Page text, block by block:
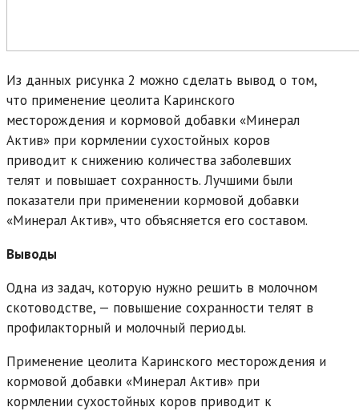
Из данных рисунка 2 можно сделать вывод о том,
что применение цеолита Каринского
месторождения и кормовой добавки «Минерал
Актив» при кормлении сухостойных коров
приводит к снижению количества заболевших
телят и повышает сохранность. Лучшими были
показатели при применении кормовой добавки
«Минерал Актив», что объясняется его составом.
Выводы
Одна из задач, которую нужно решить в молочном
скотоводстве, — повышение сохранности телят в
профилакторный и молочный периоды.
Применение цеолита Каринского месторождения и
кормовой добавки «Минерал Актив» при
кормлении сухостойных коров приводит к